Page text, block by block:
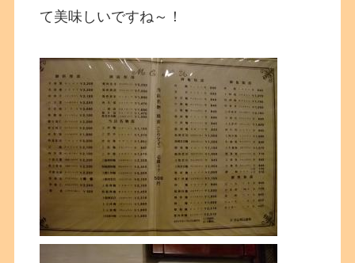
て美味しいですね～！